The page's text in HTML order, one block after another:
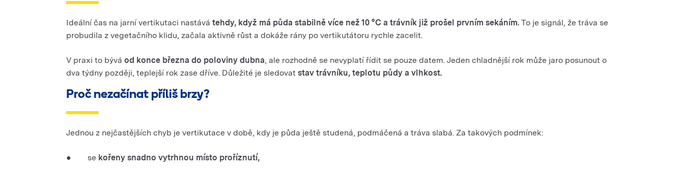
Ideální čas na jarní vertikutaci nastává tehdy, když má půda stabilně více než 10 °C a trávník již prošel prvním sekáním. To je signál, že tráva se
probudila z vegetačního klidu, začala aktivně růst a dokáže rány po vertikutátoru rychle zacelit.
V praxi to bývá od konce března do poloviny dubna, ale rozhodně se nevyplatí řídit se pouze datem. Jeden chladnější rok může jaro posunout o
dva týdny později, teplejší rok zase dříve. Důležité je sledovat stav trávníku, teplotu půdy a vlhkost.
Proč nezačínat příliš brzy?
Jednou z nejčastějších chyb je vertikutace v době, kdy je půda ještě studená, podmáčená a tráva slabá. Za takových podmínek:
● se kořeny snadno vytrhnou místo proříznutí,